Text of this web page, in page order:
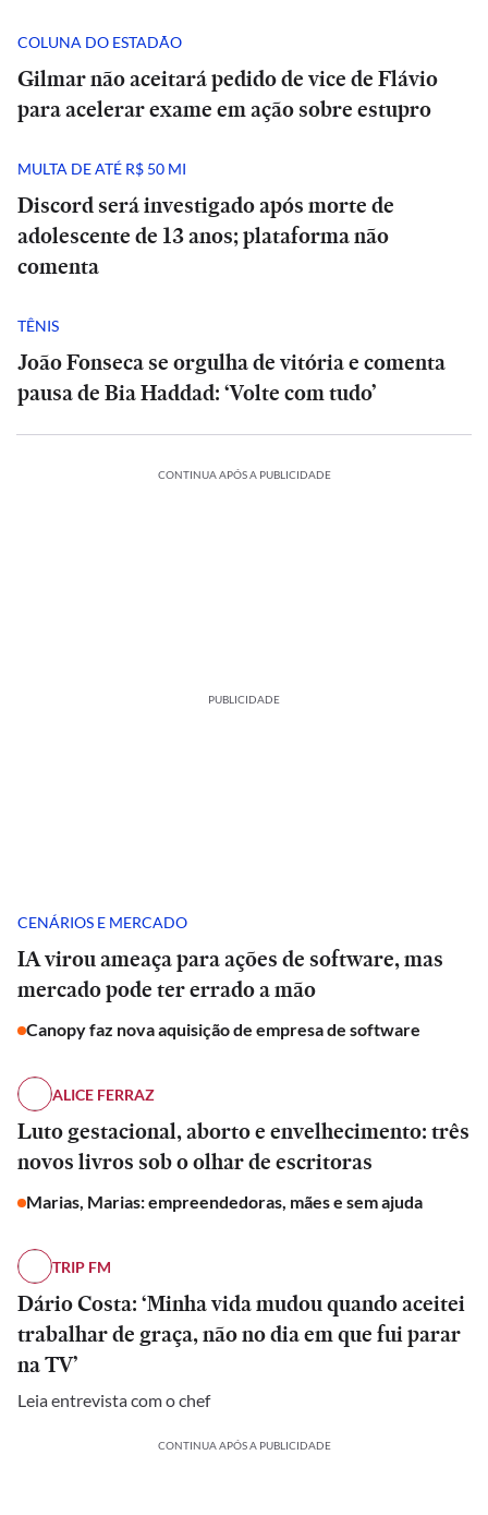
COLUNA DO ESTADÃO
Gilmar não aceitará pedido de vice de Flávio
para acelerar exame em ação sobre estupro
MULTA DE ATÉ R$ 50 MI
Discord será investigado após morte de
adolescente de 13 anos; plataforma não
comenta
TÊNIS
João Fonseca se orgulha de vitória e comenta
pausa de Bia Haddad: ‘Volte com tudo’
CONTINUA APÓS A PUBLICIDADE
PUBLICIDADE
CENÁRIOS E MERCADO
IA virou ameaça para ações de software, mas
mercado pode ter errado a mão
Canopy faz nova aquisição de empresa de software
ALICE FERRAZ
Luto gestacional, aborto e envelhecimento: três
novos livros sob o olhar de escritoras
Marias, Marias: empreendedoras, mães e sem ajuda
TRIP FM
Dário Costa: ‘Minha vida mudou quando aceitei
trabalhar de graça, não no dia em que fui parar
na TV’
Leia entrevista com o chef
CONTINUA APÓS A PUBLICIDADE